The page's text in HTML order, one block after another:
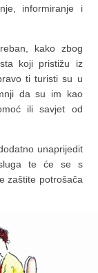
informiranje i
kako zbog
koji pristižu iz
ti turisti su u
da su im kao
ili savjet od
unaprijedit
te će se s
zaštite potrošača